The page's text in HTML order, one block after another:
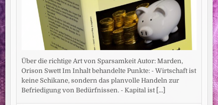
Über die richtige Art von Sparsamkeit Autor: Marden,
Orison Swett Im Inhalt behandelte Punkte: - Wirtschaft ist
keine Schikane, sondern das planvolle Handeln zur
Befriedigung von Bedürfnissen. - Kapital ist [...]